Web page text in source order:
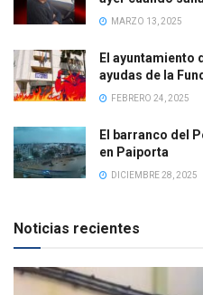
MARZO 13, 2025
El ayuntamiento
ayudas de la
FEBRERO 24, 2025
El barranco del
en Paiporta
DICIEMBRE 28, 2025
Noticias recientes